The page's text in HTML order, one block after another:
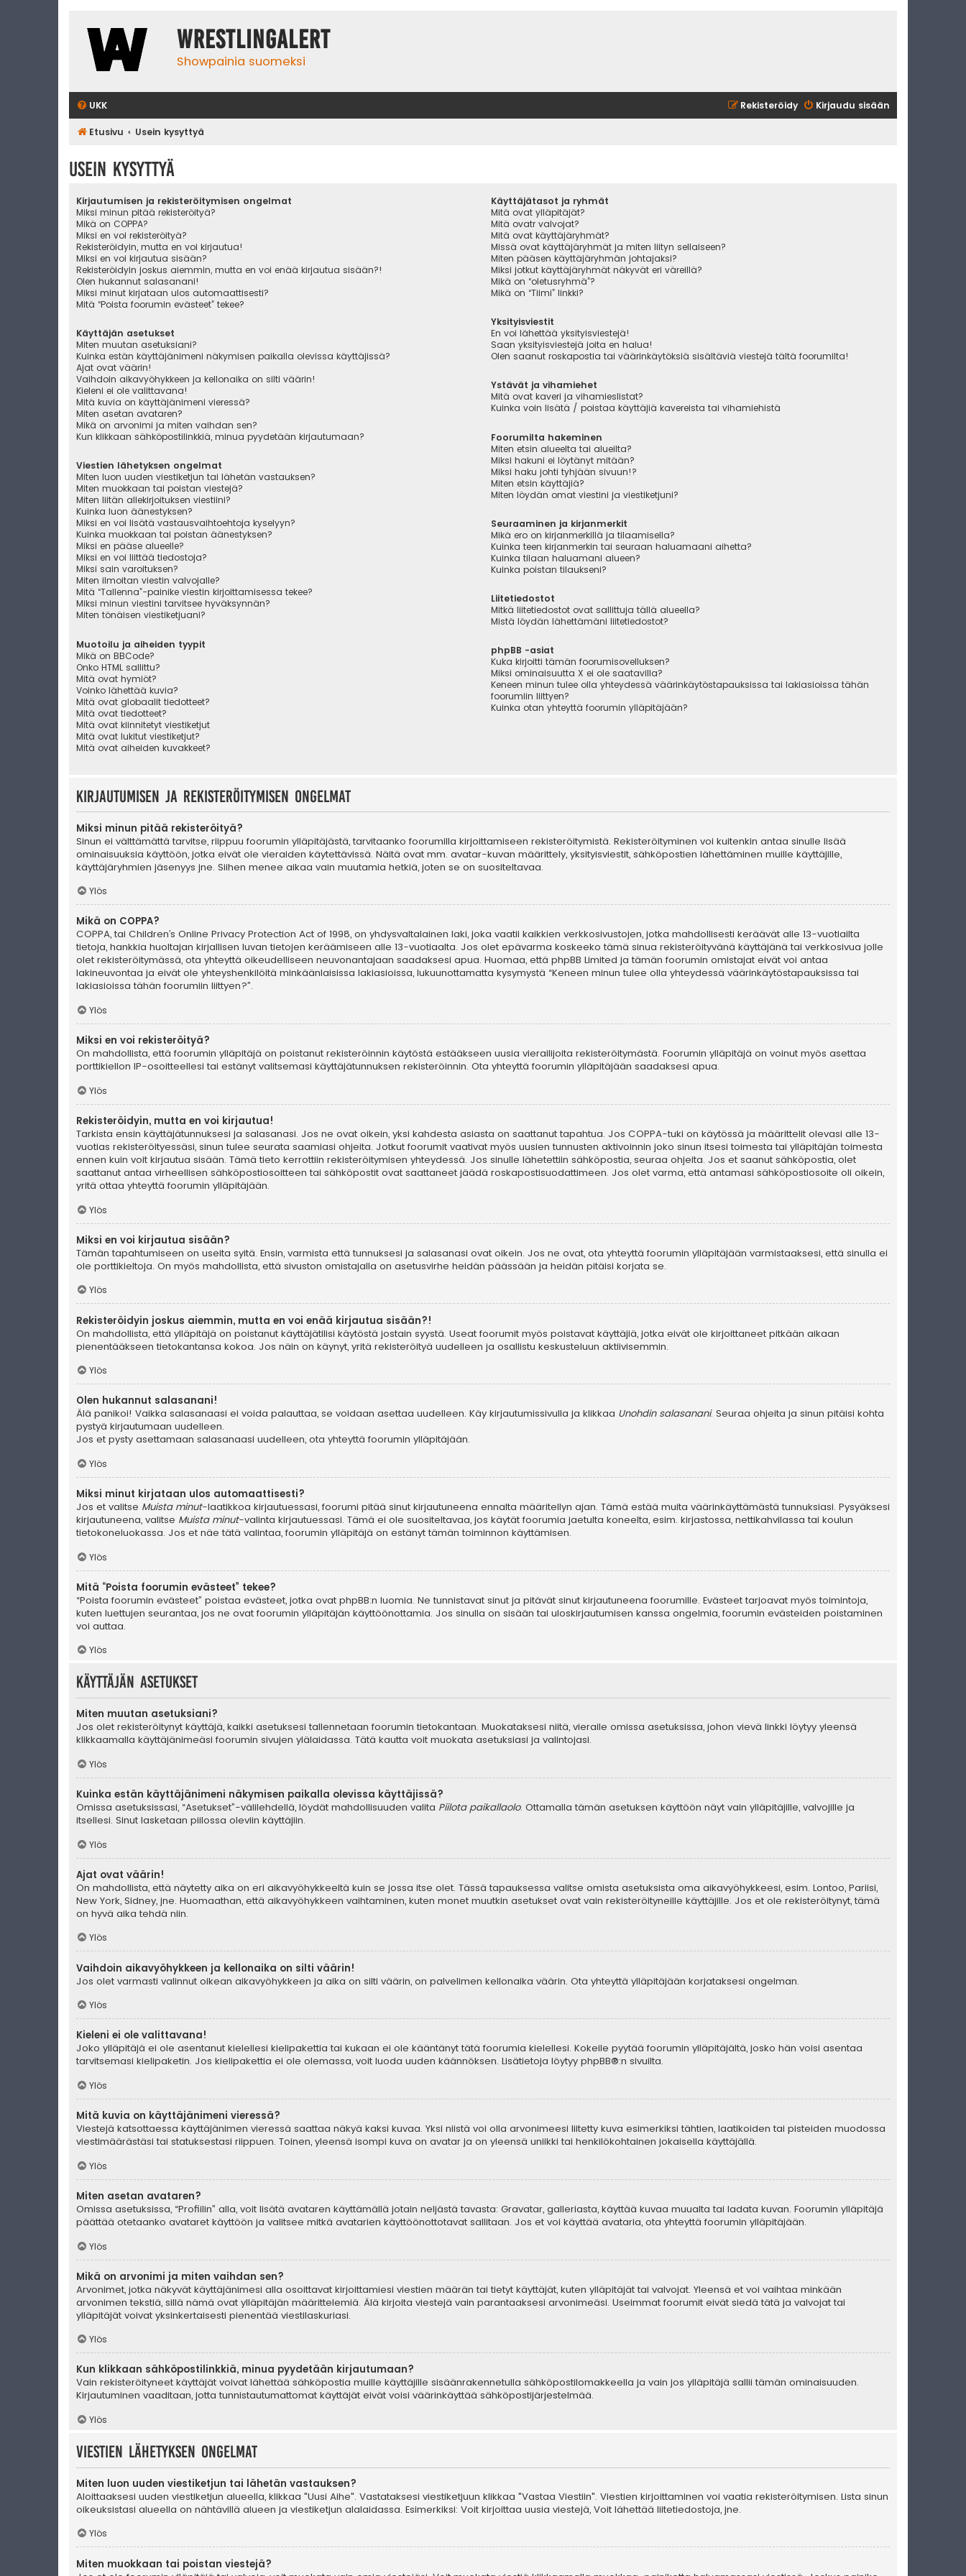
WrestlingAlert
Showpainia suomeksi
UKK Kirjaudu sisään
Rekisteröidy
Etusivu Usein kysyttyä
Usein kysyttyä
Kirjautumisen ja rekisteröitymisen ongelmat
Miksi minun pitää rekisteröityä?
Mikä on COPPA?
Miksi en voi rekisteröityä?
Rekisteröidyin, mutta en voi kirjautua!
Miksi en voi kirjautua sisään?
Rekisteröidyin joskus aiemmin, mutta en voi enää kirjautua sisään?!
Olen hukannut salasanani!
Miksi minut kirjataan ulos automaattisesti?
Mitä “Poista foorumin evästeet” tekee?
Käyttäjän asetukset
Miten muutan asetuksiani?
Kuinka estän käyttäjänimeni näkymisen paikalla olevissa käyttäjissä?
Ajat ovat väärin!
Vaihdoin aikavyöhykkeen ja kellonaika on silti väärin!
Kieleni ei ole valittavana!
Mitä kuvia on käyttäjänimeni vieressä?
Miten asetan avataren?
Mikä on arvonimi ja miten vaihdan sen?
Kun klikkaan sähköpostilinkkiä, minua pyydetään kirjautumaan?
Viestien lähetyksen ongelmat
Miten luon uuden viestiketjun tai lähetän vastauksen?
Miten muokkaan tai poistan viestejä?
Miten liitän allekirjoituksen viestiini?
Kuinka luon äänestyksen?
Miksi en voi lisätä vastausvaihtoehtoja kyselyyn?
Kuinka muokkaan tai poistan äänestyksen?
Miksi en pääse alueelle?
Miksi en voi liittää tiedostoja?
Miksi sain varoituksen?
Miten ilmoitan viestin valvojalle?
Mitä “Tallenna”-painike viestin kirjoittamisessa tekee?
Miksi minun viestini tarvitsee hyväksynnän?
Miten tönäisen viestiketjuani?
Muotoilu ja aiheiden tyypit
Mikä on BBCode?
Onko HTML sallittu?
Mitä ovat hymiöt?
Voinko lähettää kuvia?
Mitä ovat globaalit tiedotteet?
Mitä ovat tiedotteet?
Mitä ovat kiinnitetyt viestiketjut
Mitä ovat lukitut viestiketjut?
Mitä ovat aiheiden kuvakkeet?
Käyttäjätasot ja ryhmät
Mitä ovat ylläpitäjät?
Mitä ovatr valvojat?
Mitä ovat käyttäjäryhmät?
Missä ovat käyttäjäryhmät ja miten liityn sellaiseen?
Miten pääsen käyttäjäryhmän johtajaksi?
Miksi jotkut käyttäjäryhmät näkyvät eri väreillä?
Mikä on “oletusryhmä”?
Mikä on “Tiimi” linkki?
Yksityisviestit
En voi lähettää yksityisviestejä!
Saan yksityisviestejä joita en halua!
Olen saanut roskapostia tai väärinkäytöksiä sisältäviä viestejä tältä foorumilta!
Ystävät ja vihamiehet
Mitä ovat kaveri ja vihamieslistat?
Kuinka voin lisätä / poistaa käyttäjiä kavereista tai vihamiehistä
Foorumilta hakeminen
Miten etsin alueelta tai alueilta?
Miksi hakuni ei löytänyt mitään?
Miksi haku johti tyhjään sivuun!?
Miten etsin käyttäjiä?
Miten löydän omat viestini ja viestiketjuni?
Seuraaminen ja kirjanmerkit
Mikä ero on kirjanmerkillä ja tilaamisella?
Kuinka teen kirjanmerkin tai seuraan haluamaani aihetta?
Kuinka tilaan haluamani alueen?
Kuinka poistan tilaukseni?
Liitetiedostot
Mitkä liitetiedostot ovat sallittuja tällä alueella?
Mistä löydän lähettämäni liitetiedostot?
phpBB -asiat
Kuka kirjoitti tämän foorumisovelluksen?
Miksi ominaisuutta X ei ole saatavilla?
Keneen minun tulee olla yhteydessä väärinkäytöstapauksissa tai lakiasioissa tähän
foorumiin liittyen?
Kuinka otan yhteyttä foorumin ylläpitäjään?
Kirjautumisen ja rekisteröitymisen ongelmat
Miksi minun pitää rekisteröityä?
Sinun ei välttämättä tarvitse, riippuu foorumin ylläpitäjästä, tarvitaanko foorumilla kirjoittamiseen rekisteröitymistä. Rekisteröityminen voi kuitenkin antaa sinulle lisää
ominaisuuksia käyttöön, jotka eivät ole vieraiden käytettävissä. Näitä ovat mm. avatar-kuvan määrittely, yksityisviestit, sähköpostien lähettäminen muille käyttäjille,
käyttäjäryhmien jäsenyys jne. Siihen menee aikaa vain muutamia hetkiä, joten se on suositeltavaa.
Ylös
Mikä on COPPA?
COPPA, tai Children’s Online Privacy Protection Act of 1998, on yhdysvaltalainen laki, joka vaatii kaikkien verkkosivustojen, jotka mahdollisesti keräävät alle 13-vuotiailta
tietoja, hankkia huoltajan kirjallisen luvan tietojen keräämiseen alle 13-vuotiaalta. Jos olet epävarma koskeeko tämä sinua rekisteröityvänä käyttäjänä tai verkkosivua jolle
olet rekisteröitymässä, ota yhteyttä oikeudelliseen neuvonantajaan saadaksesi apua. Huomaa, että phpBB Limited ja tämän foorumin omistajat eivät voi antaa
lakineuvontaa ja eivät ole yhteyshenkilöitä minkäänlaisissa lakiasioissa, lukuunottamatta kysymystä “Keneen minun tulee olla yhteydessä väärinkäytöstapauksissa tai
lakiasioissa tähän foorumiin liittyen?”.
Ylös
Miksi en voi rekisteröityä?
On mahdollista, että foorumin ylläpitäjä on poistanut rekisteröinnin käytöstä estääkseen uusia vierailijoita rekisteröitymästä. Foorumin ylläpitäjä on voinut myös asettaa
porttikiellon IP-osoitteellesi tai estänyt valitsemasi käyttäjätunnuksen rekisteröinnin. Ota yhteyttä foorumin ylläpitäjään saadaksesi apua.
Ylös
Rekisteröidyin, mutta en voi kirjautua!
Tarkista ensin käyttäjätunnuksesi ja salasanasi. Jos ne ovat oikein, yksi kahdesta asiasta on saattanut tapahtua. Jos COPPA-tuki on käytössä ja määrittelit olevasi alle 13-
vuotias rekisteröityessäsi, sinun tulee seurata saamiasi ohjeita. Jotkut foorumit vaativat myös uusien tunnusten aktivoinnin joko sinun itsesi toimesta tai ylläpitäjän toimesta
ennen kuin voit kirjautua sisään. Tämä tieto kerrottiin rekisteröitymisen yhteydessä. Jos sinulle lähetettiin sähköpostia, seuraa ohjeita. Jos et saanut sähköpostia, olet
saattanut antaa virheellisen sähköpostiosoitteen tai sähköpostit ovat saattaneet jäädä roskapostisuodattimeen. Jos olet varma, että antamasi sähköpostiosoite oli oikein,
yritä ottaa yhteyttä foorumin ylläpitäjään.
Ylös
Miksi en voi kirjautua sisään?
Tämän tapahtumiseen on useita syitä. Ensin, varmista että tunnuksesi ja salasanasi ovat oikein. Jos ne ovat, ota yhteyttä foorumin ylläpitäjään varmistaaksesi, että sinulla ei
ole porttikieltoja. On myös mahdollista, että sivuston omistajalla on asetusvirhe heidän päässään ja heidän pitäisi korjata se.
Ylös
Rekisteröidyin joskus aiemmin, mutta en voi enää kirjautua sisään?!
On mahdollista, että ylläpitäjä on poistanut käyttäjätilisi käytöstä jostain syystä. Useat foorumit myös poistavat käyttäjiä, jotka eivät ole kirjoittaneet pitkään aikaan
pienentääkseen tietokantansa kokoa. Jos näin on käynyt, yritä rekisteröityä uudelleen ja osallistu keskusteluun aktiivisemmin.
Ylös
Olen hukannut salasanani!
Älä panikoi! Vaikka salasanaasi ei voida palauttaa, se voidaan asettaa uudelleen. Käy kirjautumissivulla ja klikkaa Unohdin salasanani. Seuraa ohjeita ja sinun pitäisi kohta
pystyä kirjautumaan uudelleen.
Jos et pysty asettamaan salasanaasi uudelleen, ota yhteyttä foorumin ylläpitäjään.
Ylös
Miksi minut kirjataan ulos automaattisesti?
Jos et valitse Muista minut-laatikkoa kirjautuessasi, foorumi pitää sinut kirjautuneena ennalta määritellyn ajan. Tämä estää muita väärinkäyttämästä tunnuksiasi. Pysyäksesi
kirjautuneena, valitse Muista minut-valinta kirjautuessasi. Tämä ei ole suositeltavaa, jos käytät foorumia jaetulta koneelta, esim. kirjastossa, nettikahvilassa tai koulun
tietokoneluokassa. Jos et näe tätä valintaa, foorumin ylläpitäjä on estänyt tämän toiminnon käyttämisen.
Ylös
Mitä “Poista foorumin evästeet” tekee?
“Poista foorumin evästeet” poistaa evästeet, jotka ovat phpBB:n luomia. Ne tunnistavat sinut ja pitävät sinut kirjautuneena foorumille. Evästeet tarjoavat myös toimintoja,
kuten luettujen seurantaa, jos ne ovat foorumin ylläpitäjän käyttöönottamia. Jos sinulla on sisään tai uloskirjautumisen kanssa ongelmia, foorumin evästeiden poistaminen
voi auttaa.
Ylös
Käyttäjän asetukset
Miten muutan asetuksiani?
Jos olet rekisteröitynyt käyttäjä, kaikki asetuksesi tallennetaan foorumin tietokantaan. Muokataksesi niitä, vieraile omissa asetuksissa, johon vievä linkki löytyy yleensä
klikkaamalla käyttäjänimeäsi foorumin sivujen ylälaidassa. Tätä kautta voit muokata asetuksiasi ja valintojasi.
Ylös
Kuinka estän käyttäjänimeni näkymisen paikalla olevissa käyttäjissä?
Omissa asetuksissasi, “Asetukset”-välilehdellä, löydät mahdollisuuden valita Piilota paikallaolo. Ottamalla tämän asetuksen käyttöön näyt vain ylläpitäjille, valvojille ja
itsellesi. Sinut lasketaan piilossa oleviin käyttäjiin.
Ylös
Ajat ovat väärin!
On mahdollista, että näytetty aika on eri aikavyöhykkeeltä kuin se jossa itse olet. Tässä tapauksessa valitse omista asetuksista oma aikavyöhykkeesi, esim. Lontoo, Pariisi,
New York, Sidney, jne. Huomaathan, että aikavyöhykkeen vaihtaminen, kuten monet muutkin asetukset ovat vain rekisteröityneille käyttäjille. Jos et ole rekisteröitynyt, tämä
on hyvä aika tehdä niin.
Ylös
Vaihdoin aikavyöhykkeen ja kellonaika on silti väärin!
Jos olet varmasti valinnut oikean aikavyöhykkeen ja aika on silti väärin, on palvelimen kellonaika väärin. Ota yhteyttä ylläpitäjään korjataksesi ongelman.
Ylös
Kieleni ei ole valittavana!
Joko ylläpitäjä ei ole asentanut kielellesi kielipakettia tai kukaan ei ole kääntänyt tätä foorumia kielellesi. Kokeile pyytää foorumin ylläpitäjältä, josko hän voisi asentaa
tarvitsemasi kielipaketin. Jos kielipakettia ei ole olemassa, voit luoda uuden käännöksen. Lisätietoja löytyy phpBB®:n sivuilta.
Ylös
Mitä kuvia on käyttäjänimeni vieressä?
Viestejä katsottaessa käyttäjänimen vieressä saattaa näkyä kaksi kuvaa. Yksi niistä voi olla arvonimeesi liitetty kuva esimerkiksi tähtien, laatikoiden tai pisteiden muodossa
viestimäärästäsi tai statuksestasi riippuen. Toinen, yleensä isompi kuva on avatar ja on yleensä uniikki tai henkilökohtainen jokaisella käyttäjällä.
Ylös
Miten asetan avataren?
Omissa asetuksissa, “Profiilin” alla, voit lisätä avataren käyttämällä jotain neljästä tavasta: Gravatar, galleriasta, käyttää kuvaa muualta tai ladata kuvan. Foorumin ylläpitäjä
päättää otetaanko avataret käyttöön ja valitsee mitkä avatarien käyttöönottotavat sallitaan. Jos et voi käyttää avataria, ota yhteyttä foorumin ylläpitäjään.
Ylös
Mikä on arvonimi ja miten vaihdan sen?
Arvonimet, jotka näkyvät käyttäjänimesi alla osoittavat kirjoittamiesi viestien määrän tai tietyt käyttäjät, kuten ylläpitäjät tai valvojat. Yleensä et voi vaihtaa minkään
arvonimen tekstiä, sillä nämä ovat ylläpitäjän määrittelemiä. Älä kirjoita viestejä vain parantaaksesi arvonimeäsi. Useimmat foorumit eivät siedä tätä ja valvojat tai
ylläpitäjät voivat yksinkertaisesti pienentää viestilaskuriasi.
Ylös
Kun klikkaan sähköpostilinkkiä, minua pyydetään kirjautumaan?
Vain rekisteröityneet käyttäjät voivat lähettää sähköpostia muille käyttäjille sisäänrakennetulla sähköpostilomakkeella ja vain jos ylläpitäjä sallii tämän ominaisuuden.
Kirjautuminen vaaditaan, jotta tunnistautumattomat käyttäjät eivät voisi väärinkäyttää sähköpostijärjestelmää.
Ylös
Viestien lähetyksen ongelmat
Miten luon uuden viestiketjun tai lähetän vastauksen?
Aloittaaksesi uuden viestiketjun alueella, klikkaa "Uusi Aihe". Vastataksesi viestiketjuun klikkaa "Vastaa Viestiin". Viestien kirjoittaminen voi vaatia rekisteröitymisen. Lista sinun
oikeuksistasi alueella on nähtävillä alueen ja viestiketjun alalaidassa. Esimerkiksi: Voit kirjoittaa uusia viestejä, Voit lähettää liitetiedostoja, jne.
Ylös
Miten muokkaan tai poistan viestejä?